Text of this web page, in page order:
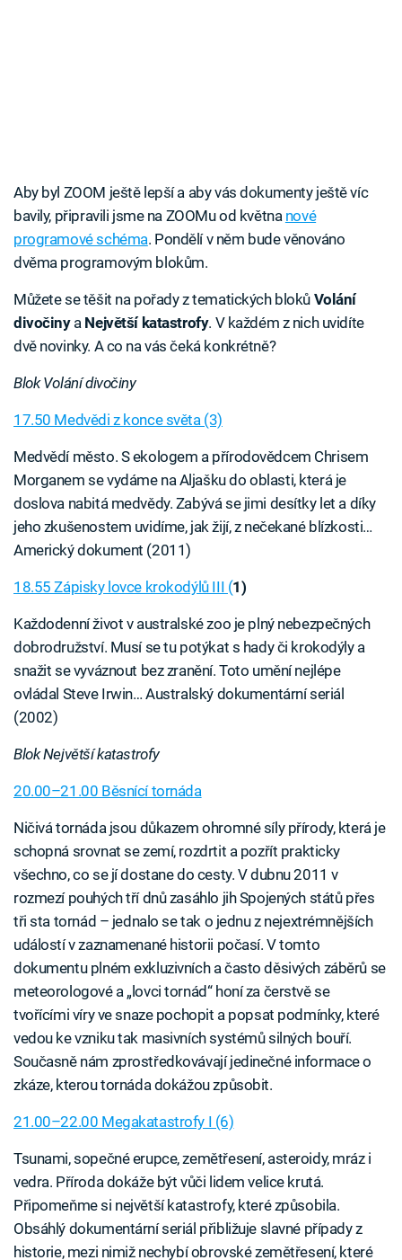
Aby byl ZOOM ještě lepší a aby vás dokumenty ještě víc
bavily, připravili jsme na ZOOMu od května nové
programové schéma. Pondělí v něm bude věnováno
dvěma programovým blokům.
Můžete se těšit na pořady z tematických bloků Volání
divočinya Největší katastrofy. V každém z nich uvidíte
dvě novinky. A co na vás čeká konkrétně?
Blok Volání divočiny
17.50 Medvědi z konce světa (3)
Medvědí město. S ekologem a přírodovědcem Chrisem
Morganem se vydáme na Aljašku do oblasti, která je
doslova nabitá medvědy. Zabývá se jimi desítky let a díky
jeho zkušenostem uvidíme, jak žijí, z nečekané blízkosti…
Americký dokument (2011)
18.55 Zápisky lovce krokodýlů III (1)
Každodenní život v australské zoo je plný nebezpečných
dobrodružství. Musí se tu potýkat s hady či krokodýly a
snažit se vyváznout bez zranění. Toto umění nejlépe
ovládal Steve Irwin… Australský dokumentární seriál
(2002)
Blok Největší katastrofy
20.00–21.00 Běsnící tornáda
Ničivá tornáda jsou důkazem ohromné síly přírody, která je
schopná srovnat se zemí, rozdrtit a pozřít prakticky
všechno, co se jí dostane do cesty. V dubnu 2011 v
rozmezí pouhých tří dnů zasáhlo jih Spojených států přes
tři sta tornád – jednalo se tak o jednu z nejextrémnějších
událostí v zaznamenané historii počasí. V tomto
dokumentu plném exkluzivních a často děsivých záběrů se
meteorologové a „lovci tornád“ honí za čerstvě se
tvořícími víry ve snaze pochopit a popsat podmínky, které
vedou ke vzniku tak masivních systémů silných bouří.
Současně nám zprostředkovávají jedinečné informace o
zkáze, kterou tornáda dokážou způsobit.
21.00–22.00 Megakatastrofy I (6)
Tsunami, sopečné erupce, zemětřesení, asteroidy, mráz i
vedra. Příroda dokáže být vůči lidem velice krutá.
Připomeňme si největší katastrofy, které způsobila.
Obsáhlý dokumentární seriál přibližuje slavné případy z
historie, mezi nimiž nechybí obrovské zemětřesení, které